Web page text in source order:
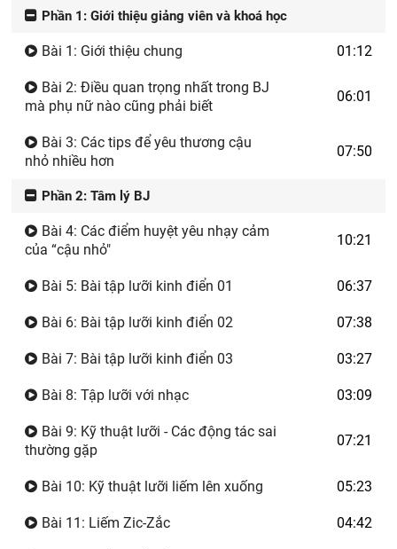
Phần 1: Giới thiệu giảng viên và khoá học
Bài 1: Giới thiệu chung 01:12
Bài 2: Điều quan trọng nhất trong BJ
mà phụ nữ nào cũng phải biết
06:01
Bài 3: Các tips để yêu thương cậu
nhỏ nhiều hơn
07:50
Phần 2: Tâm lý BJ
Bài 4: Các điểm huyệt yêu nhạy cảm
của “cậu nhỏ"
10:21
Bài 5: Bài tập lưỡi kinh điển 01 06:37
Bài 6: Bài tập lưỡi kinh điển 02 07:38
Bài 7: Bài tập lưỡi kinh điển 03 03:27
Bài 8: Tập lưỡi với nhạc 03:09
Bài 9: Kỹ thuật lưỡi - Các động tác sai
thường gặp
07:21
Bài 10: Kỹ thuật lưỡi liếm lên xuống 05:23
Bài 11: Liếm Zic-Zắc 04:42